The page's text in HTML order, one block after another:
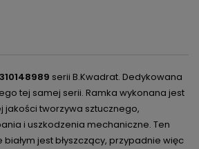
serii B.Kwadrat. Dedykowana
tej samej serii. Ramka wykonana jest
jakości tworzywa sztucznego,
i uszkodzenia mechaniczne. Ten
jest błyszczący, przypadnie więc